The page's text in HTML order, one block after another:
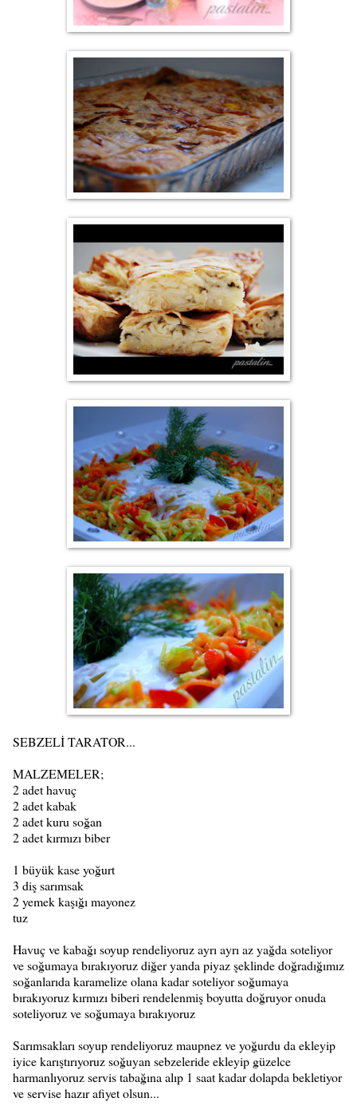
SEBZELİ TARATOR...
MALZEMELER;
2 adet havuç
2 adet kabak
2 adet kuru soğan
2 adet kırmızı biber
1 büyük kase yoğurt
3 diş sarımsak
2 yemek kaşığı mayonez
tuz
Havuç ve kabağı soyup rendeliyoruz ayrı ayrı az yağda soteliyor
ve soğumaya bırakıyoruz diğer yanda piyaz şeklinde doğradığımız
soğanlarıda karamelize olana kadar soteliyor soğumaya
bırakıyoruz kırmızı biberi rendelenmiş boyutta doğruyor onuda
soteliyoruz ve soğumaya bırakıyoruz
Sarımsakları soyup rendeliyoruz maupnez ve yoğurdu da ekleyip
iyice karıştırıyoruz soğuyan sebzeleride ekleyip güzelce
harmanlıyoruz servis tabağına alıp 1 saat kadar dolapda bekletiyor
ve servise hazır afiyet olsun...